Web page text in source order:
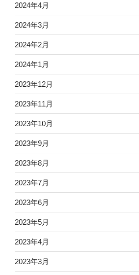
2024年4月
2024年3月
2024年2月
2024年1月
2023年12月
2023年11月
2023年10月
2023年9月
2023年8月
2023年7月
2023年6月
2023年5月
2023年4月
2023年3月